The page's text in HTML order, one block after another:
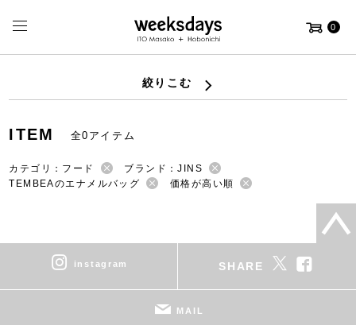
0
絞りこむ
ITEM 全0アイテム
カテゴリ：フード
ブランド：JINS
TEMBEAのエナメルバッグ
価格が高い順
instagram SHARE
MAIL